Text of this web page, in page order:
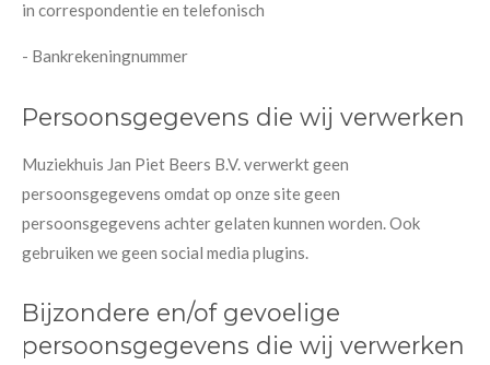
in correspondentie en telefonisch
- Bankrekeningnummer
Persoonsgegevens die wij verwerken
Muziekhuis Jan Piet Beers B.V. verwerkt geen
persoonsgegevens omdat op onze site geen
persoonsgegevens achter gelaten kunnen worden. Ook
gebruiken we geen social media plugins.
Bijzondere en/of gevoelige
persoonsgegevens die wij verwerken